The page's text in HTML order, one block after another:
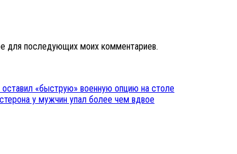
для последующих моих комментариев.
«быструю» военную опцию на столе
у мужчин упал более чем вдвое